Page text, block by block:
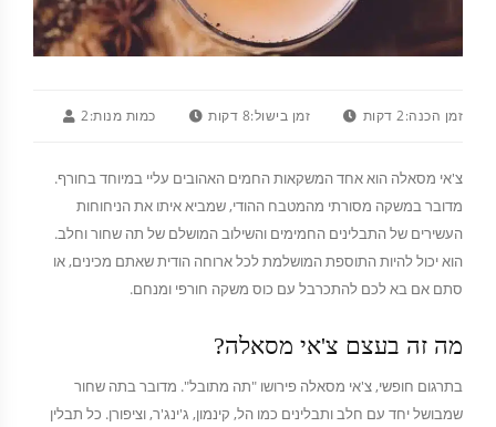
זמן הכנה:2 דקות זמן בישול:8 דקות כמות מנות:2
צ'אי מסאלה הוא אחד המשקאות החמים האהובים עליי במיוחד בחורף.
מדובר במשקה מסורתי מהמטבח ההודי, שמביא איתו את הניחוחות
העשירים של התבלינים החמימים והשילוב המושלם של תה שחור וחלב.
הוא יכול להיות התוספת המושלמת לכל ארוחה הודית שאתם מכינים, או
סתם אם בא לכם להתכרבל עם כוס משקה חורפי ומנחם.
מה זה בעצם צ'אי מסאלה?
בתרגום חופשי, צ'אי מסאלה פירושו "תה מתובל". מדובר בתה שחור
שמבושל יחד עם חלב ותבלינים כמו הל, קינמון, ג'ינג'ר, וציפורן. כל תבלין